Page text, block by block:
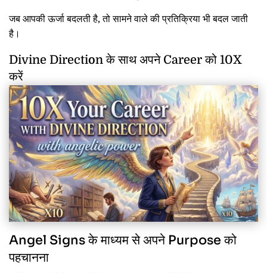
जब आपकी ऊर्जा बदलती है, तो सामने वाले की प्रतिक्रिया भी बदल जाती
है।
Divine Direction के साथ अपने Career को 10X
करें
Angel Signs के माध्यम से अपने Purpose को
पहचानना